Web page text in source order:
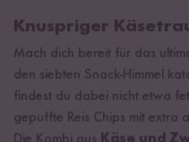
Knuspriger
Mach dich bereit für das
den siebten Snack-Himmel
findest du dabei nicht etwa
gepuffte Reis Chips mit extra